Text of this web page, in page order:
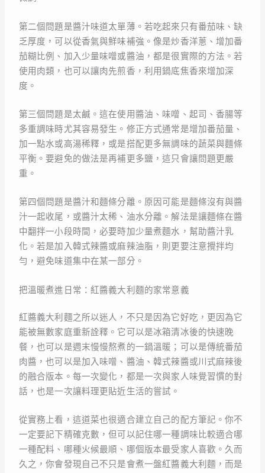
第二個問題是醬汁味道太單薄。若吃起來只有番茄味、缺
乏厚度，可以從香氣與鮮味補強。像是炒香洋蔥、增加番
茄糊比例、加入少量味噌或醬油，都是很實際的方法。若
使用肉類，也可以讓肉先煎香，利用鍋底焦香來增加深
度。
第三個問題是太鹹。這在使用醬油、味噌、起司、香腸等
多重調味時尤其容易發生。修正方式通常是增加番茄量、
加一點水或高湯稀釋，或是搭配更多無調味的蔬菜與麵條
平衡。要避免的做法是再補更多鹽，這只會讓問題更嚴
重。
第四個問題是醬汁和麵條分離。原因可能是麵條沒有與醬
汁一起收尾，或醬汁太稀、油水分離。解法是讓麵條在醬
中翻拌一小段時間，必要時加少量煮麵水，幫助醬汁乳
化。若是加入韓式辣醬或麻辣油脂，則更要注意攪拌均
勻，避免味道集中在某一部分。
把溫暖煮進日常：紅醬義大利麵的家常意義
紅醬義大利麵之所以迷人，不只是因為它好吃，更因為它
能被無數家庭重新詮釋。它可以是冰箱清冰後的快速晚
餐，也可以是週末慢慢熬煮的一鍋溫暖；可以是傳統番茄
肉醬，也可以是加入味噌、醬油、韓式辣醬或川式麻辣後
的融合版本。每一次變化，都是一次與家人味覺習慣的對
話，也是一次讓料理更貼近生活的嘗試。
從實務上看，這道菜也很適合建立自己的配方筆記。你不
一定要記下精確克數，但可以記住哪一種調味比較適合哪
一種配料、哪種火候最順、哪個版本最受家人喜歡。久而
久之，你會發現自己不只是會煮一盤紅醬義大利麵，而是